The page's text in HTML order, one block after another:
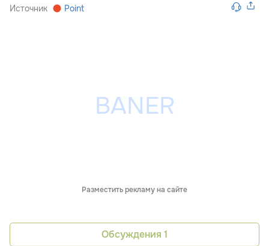
Источник Point
Разместить рекламу на сайте
Обсуждения 1